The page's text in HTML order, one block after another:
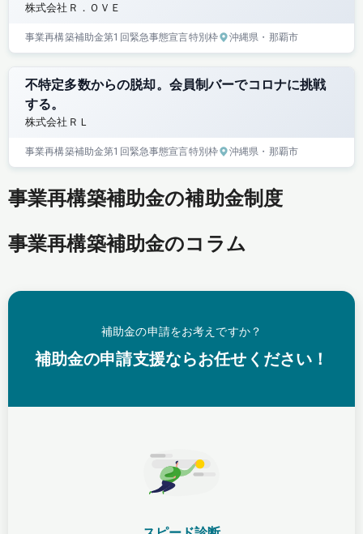
株式会社Ｒ．ＯＶＥ
事業再構築補助金第1回緊急事態宣言特別枠 沖縄県 ・那覇市
不特定多数からの脱却。会員制バーでコロナに挑戦
する。
株式会社ＲＬ
事業再構築補助金第1回緊急事態宣言特別枠 沖縄県 ・那覇市
事業再構築補助金の補助金制度
事業再構築補助金のコラム
補助金の申請をお考えですか？
補助金の申請支援ならお任せください！